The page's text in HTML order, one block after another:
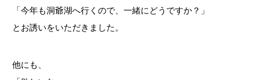
「今年も洞爺湖へ行くので、一緒にどうですか？」
とお誘いをいただきました。
他にも、